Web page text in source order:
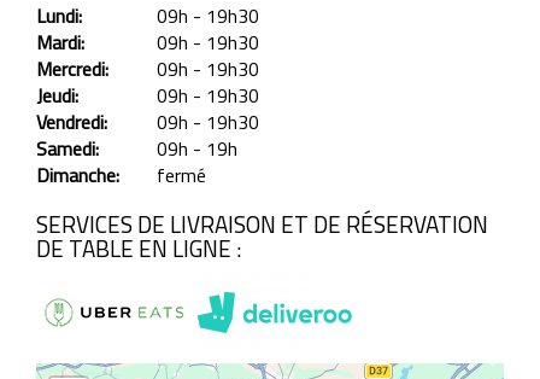
Lundi:
09h - 19h30
Mardi:
09h - 19h30
Mercredi:
09h - 19h30
Jeudi:
09h - 19h30
Vendredi:
09h - 19h30
Samedi:
09h - 19h
Dimanche:
fermé
SERVICES DE LIVRAISON ET DE RÉSERVATION
DE TABLE EN LIGNE :